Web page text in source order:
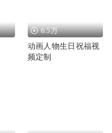
6.5万
动画人物生日祝福视
频定制